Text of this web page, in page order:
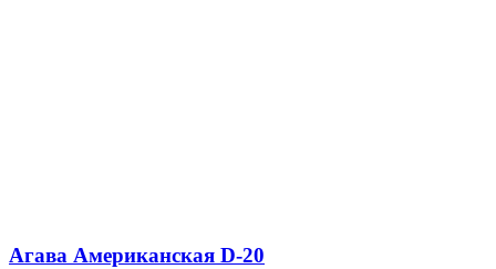
Агава Американская D-20